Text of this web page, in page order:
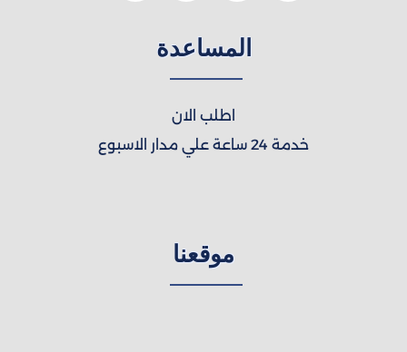
المساعدة
اطلب الان
خدمة 24 ساعة علي مدار الاسبوع
موقعنا